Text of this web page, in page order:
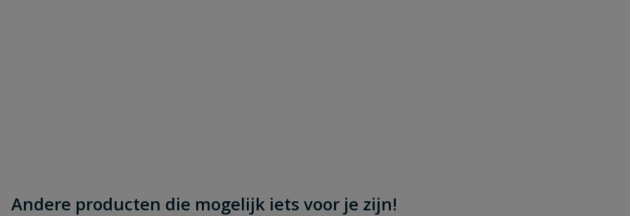
Andere producten die mogelijk iets voor je zijn!